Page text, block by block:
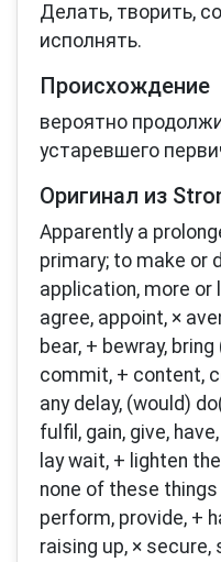
Делать, творить,
исполнять.
Происхождение
вероятно
устаревшего
Оригинал из
Apparently a
primary; to make or
application, more or
agree, appoint, ×
bear, + bewray,
commit, + content,
any delay, (would)
fulfil, gain, give,
lay wait, + lighten
none of these
perform, provide, +
raising up, × secure,